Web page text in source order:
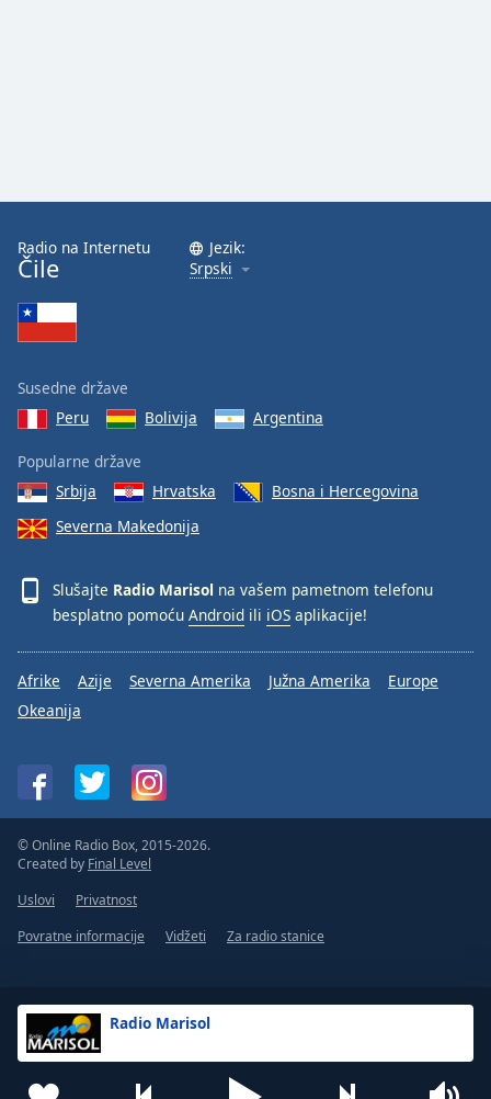
Radio Marisol
Radio na Internetu
Čile
Jezik:
Srpski
Susedne države
Peru
Bolivija Argentina
Popularne države
Srbija
Hrvatska
Bosna i Hercegovina
Severna Makedonija
Slušajte Radio Marisol na vašem pametnom telefonu
besplatno pomoću Android ili iOS aplikacije!
Afrike Azije Severna Amerika Južna Amerika
Europe
Okeanija
© Online Radio Box, 2015-2026.
Created by Final Level
Uslovi
Privatnost
Povratne informacije
Vidžeti Za radio stanice